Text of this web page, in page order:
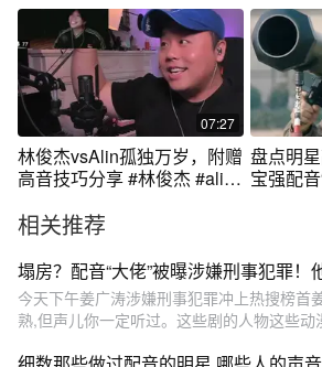
07:27
林俊杰vsAlin孤独万岁，附赠
高音技巧分享 #林俊杰 #alin
演唱会嘉宾Alin #唱高音技巧
盘点明
宝强配
相关推荐
塌房？配音“大佬”被曝涉嫌刑事犯罪！
今天下午姜广涛涉嫌刑事犯罪冲上热搜榜首
熟,但声儿你一定听过。这些剧的人物这些动